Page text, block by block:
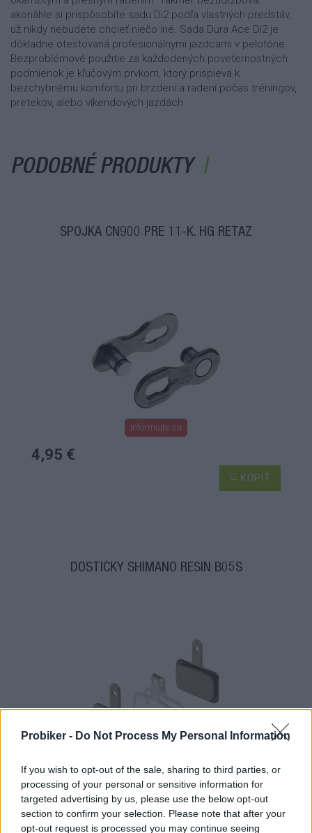
Probiker - Do Not Process My Personal Information
If you wish to opt-out of the sale, sharing to third parties, or
processing of your personal or sensitive information for
targeted advertising by us, please use the below opt-out
section to confirm your selection. Please note that after your
opt-out request is processed you may continue seeing
akonáhle si prispôsobíte sadu Di2 podľa vlastných predstáv,
už nikdy nebudete chcieť niečo iné. Sada Dura Ace Di2 je
dôkladne otestovaná profesionálnymi jazdcami v pelotóne.
Bezproblémové použitie za každodených poveternostných
podmienok je kľúčovým prvkom, ktorý prispieva k
bezchybnému komfortu pri brzdení a radení počas tréningov,
pretekov, alebo víkendových jazdách.
PODOBNÉ PRODUKTY
SPOJKA CN900 PRE 11-K. HG REŤAZ
Informujte sa
4,95 €
KÚPIŤ
DOSTIČKY SHIMANO RESIN B05S
7,95 €
KÚPIŤ